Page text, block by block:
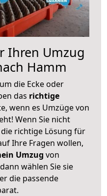
Ihren Umzug
Hamm
die Ecke oder
das richtige
wenn es Umzüge von
Wenn Sie nicht
richtige Lösung für
Ihre Fragen wollen,
Umzug von
wählen Sie sie
die passende